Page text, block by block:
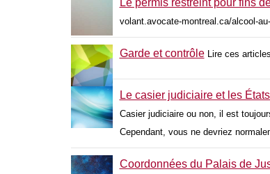
Le permis restreint pour fins
volant.avocate-montreal.ca/alcool-
Garde et contrôle Lire ces
Le casier judiciaire et les
Casier judiciaire ou non, il est
Cependant, vous ne devriez
Coordonnées du Palais de